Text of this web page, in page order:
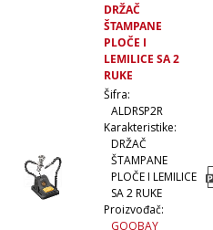
DRŽAČ
ŠTAMPANE
PLOČE I
LEMILICE SA 2
RUKE
Šifra:
ALDRSP2R
Karakteristike:
DRŽAČ
ŠTAMPANE
PLOČE I LEMILICE
SA 2 RUKE
Proizvođač:
GOOBAY